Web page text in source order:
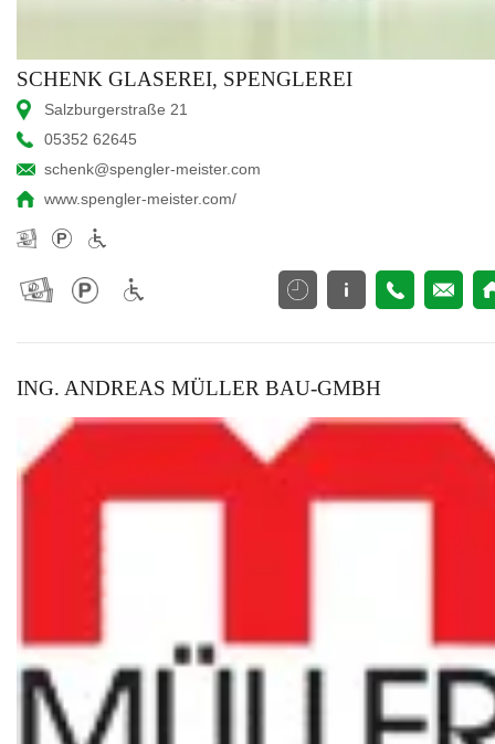
SCHENK GLASEREI, SPENGLEREI
Salzburgerstraße 21
05352 62645
schenk@spengler-meister.com
www.spengler-meister.com/
ING. ANDREAS MÜLLER BAU-GMBH